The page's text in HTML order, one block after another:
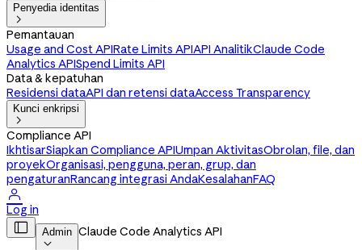
Penyedia identitas

Pemantauan
Usage and Cost APIRate Limits APIAPI AnalitikClaude Code
Analytics APISpend Limits API
Data & kepatuhan
Residensi dataAPI dan retensi dataAccess Transparency
Kunci enkripsi

Compliance API
IkhtisarSiapkan Compliance APIUmpan AktivitasObrolan, file, dan
proyekOrganisasi, pengguna, peran, grup, dan
pengaturanRancang integrasi AndaKesalahanFAQ

Log in
 Admin

Claude Code Analytics API